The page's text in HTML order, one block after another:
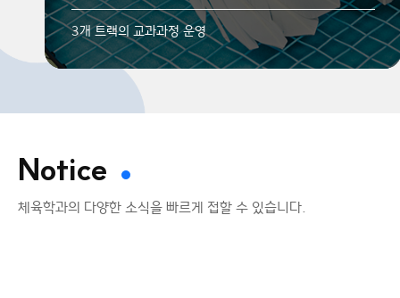
스포츠 과학과 운동 건강 분야의 리더 양성
3개 트랙의 교과과정 운영
체육이론과 실기를 겸비한 스포츠 현장 맞춤형 전문인력
양성
Notice
체육학과의 다양한 소식을 빠르게 접할 수 있습니다.